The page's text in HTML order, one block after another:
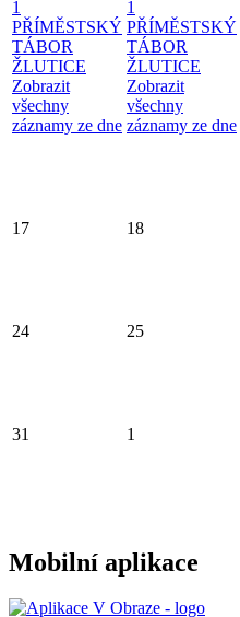
1
PŘÍMĚSTSKÝ
TÁBOR
ŽLUTICE
Zobrazit
všechny
záznamy ze dne
1
PŘÍMĚSTSKÝ
TÁBOR
ŽLUTICE
Zobrazit
všechny
záznamy ze dne
17 18
24 25
31 1
Mobilní aplikace